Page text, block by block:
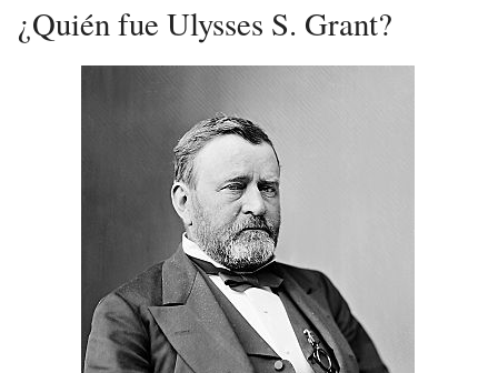
¿Quién fue Ulysses S. Grant?